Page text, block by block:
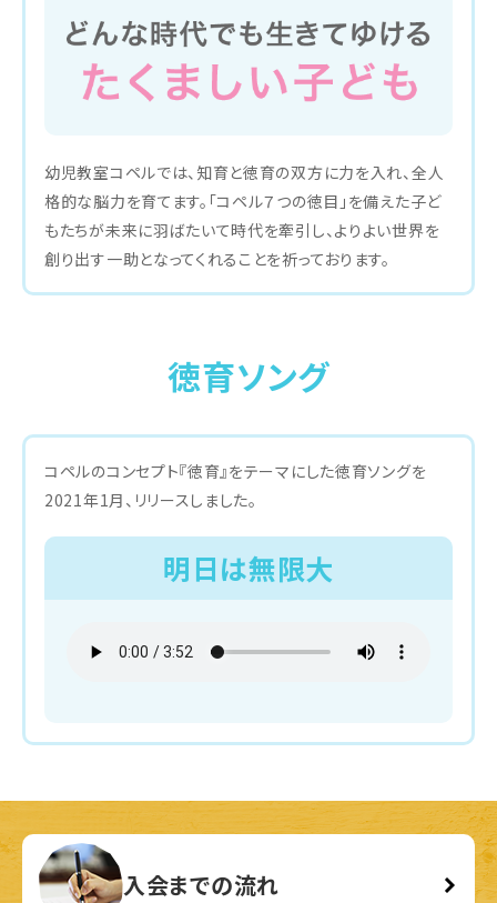
幼児教室コペルでは、知育と徳育の双方に力を入れ、全人
格的な脳力を育てます。「コペル７つの徳目」を備えた子ど
もたちが未来に羽ばたいて時代を牽引し、よりよい世界を
創り出す一助となってくれることを祈っております。
徳育ソング
コペルのコンセプト『徳育』をテーマにした徳育ソングを
2021年1月、リリースしました。
明日は無限大
入会までの流れ